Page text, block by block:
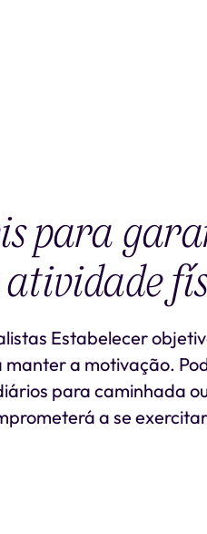
para
Estabelecer
a motivação.
para caminhada
a se